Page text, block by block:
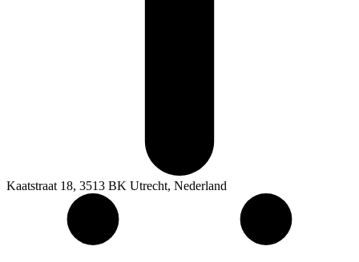
Kaatstraat 18, 3513 BK Utrecht, Nederland